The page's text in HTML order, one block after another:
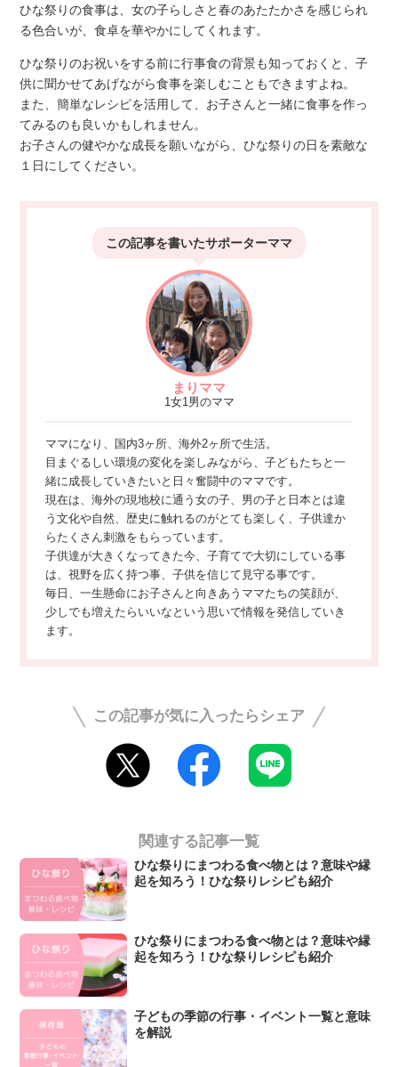
ひな祭りの食事は、女の子らしさと春のあたたかさを感じられ
る色合いが、食卓を華やかにしてくれます。
ひな祭りのお祝いをする前に行事食の背景も知っておくと、子
供に聞かせてあげながら食事を楽しむこともできますよね。
また、簡単なレシピを活用して、お子さんと一緒に食事を作っ
てみるのも良いかもしれません。
お子さんの健やかな成長を願いながら、ひな祭りの日を素敵な
１日にしてください。
この記事を書いたサポーターママ
まりママ
1女1男のママ
ママになり、国内3ヶ所、海外2ヶ所で生活。
目まぐるしい環境の変化を楽しみながら、子どもたちと一
緒に成長していきたいと日々奮闘中のママです。
現在は、海外の現地校に通う女の子、男の子と日本とは違
う文化や自然、歴史に触れるのがとても楽しく、子供達か
らたくさん刺激をもらっています。
子供達が大きくなってきた今、子育てで大切にしている事
は、視野を広く持つ事、子供を信じて見守る事です。
毎日、一生懸命にお子さんと向きあうママたちの笑顔が、
少しでも増えたらいいなという思いで情報を発信していき
ます。
この記事が気に入ったらシェア
関連する記事一覧
ひな祭りにまつわる食べ物とは？意味や縁
起を知ろう！ひな祭りレシピも紹介
ひな祭りにまつわる食べ物とは？意味や縁
起を知ろう！ひな祭りレシピも紹介
子どもの季節の行事・イベント一覧と意味
を解説